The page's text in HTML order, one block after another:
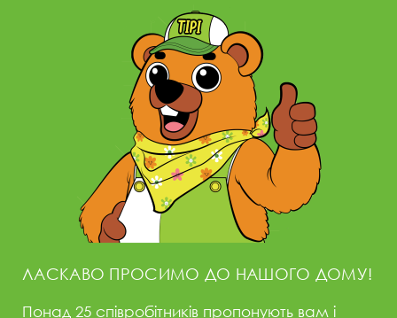
ЛАСКАВО ПРОСИМО ДО НАШОГО ДОМУ!
Понад 25 співробітників пропонують вам і